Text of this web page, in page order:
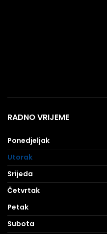
RADNO VRIJEME
Ponedjeljak
Utorak
Srijeda
Četvrtak
Petak
Subota